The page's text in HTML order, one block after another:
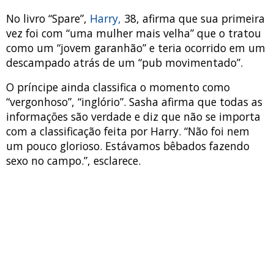
No livro “Spare”, Harry, 38, afirma que sua primeira
vez foi com “uma mulher mais velha” que o tratou
como um “jovem garanhão” e teria ocorrido em um
descampado atrás de um “pub movimentado”.
O príncipe ainda classifica o momento como
“vergonhoso”, “inglório”. Sasha afirma que todas as
informações são verdade e diz que não se importa
com a classificação feita por Harry. “Não foi nem
um pouco glorioso. Estávamos bêbados fazendo
sexo no campo.”, esclarece.